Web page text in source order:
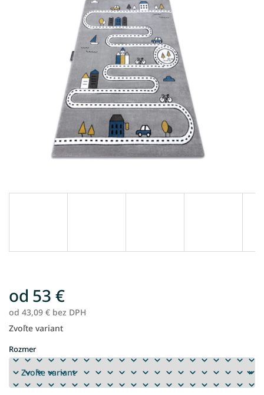
od 53 €
od 43,09 € bez DPH
Jednotková
Zvoľte variant
Rozmer